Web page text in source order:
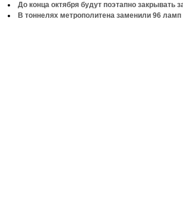
До конца октября будут поэтапно закрывать
В тоннелях метрополитена заменили 96